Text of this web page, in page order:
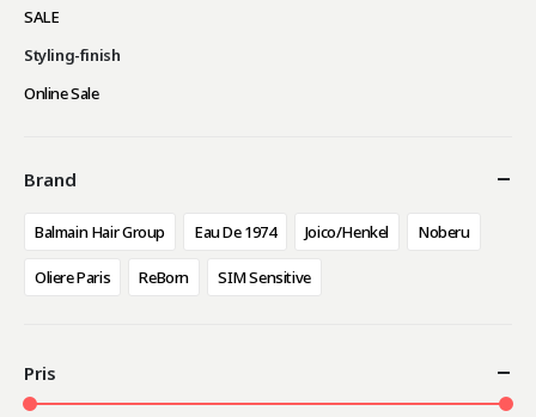
SALE
Styling-finish
Online Sale
Brand
Balmain Hair Group Eau De 1974 Joico/Henkel Noberu
Oliere Paris ReBorn SIM Sensitive
Pris